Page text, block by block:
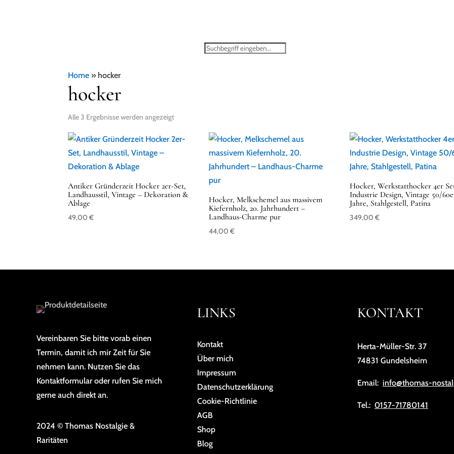
Home » hocker
hocker
Alle 3 Ergebnisse werden angezeigt
Antiker Gründerzeit Hocker 2er-Set,
Landhausstil, Vintage – Dekoration &
Ablage
49,00€
Hocker, Melkschemel aus massivem
Kiefernholz, 20. Jahrhundert –
Landhaus-Charme pur
44,00€
Hocker, Werkstatthocker 4er
Industrie Design, Vintage 50/
Jahre, Stahlgestell, Patina
349,00€
Vereinbaren Sie bitte vorab einen
Termin, damit ich mir Zeit für Sie
nehmen kann. Nutzen Sie das
Kontaktformular oder rufen Sie mich
gerne auch direkt an.
2024 © Thomas Nostalgie &
Raritäten
LINKS
Kontakt
Über mich
Impressum
Da­ten­schutz­er­klä­rung
Cookie-Richtlinie
AGB
Shop
Blog
KONTAKT
Herta-Müller-Str. 37
74831 Gundelsheim
Email: info@thomas-
Tel.: 0157-71780141